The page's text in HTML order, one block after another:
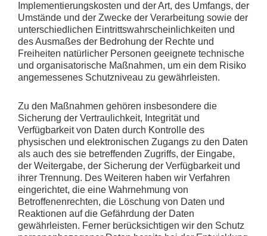
Implementierungskosten und der Art, des Umfangs, der
Umstände und der Zwecke der Verarbeitung sowie der
unterschiedlichen Eintrittswahrscheinlichkeiten und
des Ausmaßes der Bedrohung der Rechte und
Freiheiten natürlicher Personen geeignete technische
und organisatorische Maßnahmen, um ein dem Risiko
angemessenes Schutzniveau zu gewährleisten.
Zu den Maßnahmen gehören insbesondere die
Sicherung der Vertraulichkeit, Integrität und
Verfügbarkeit von Daten durch Kontrolle des
physischen und elektronischen Zugangs zu den Daten
als auch des sie betreffenden Zugriffs, der Eingabe,
der Weitergabe, der Sicherung der Verfügbarkeit und
ihrer Trennung. Des Weiteren haben wir Verfahren
eingerichtet, die eine Wahrnehmung von
Betroffenenrechten, die Löschung von Daten und
Reaktionen auf die Gefährdung der Daten
gewährleisten. Ferner berücksichtigen wir den Schutz